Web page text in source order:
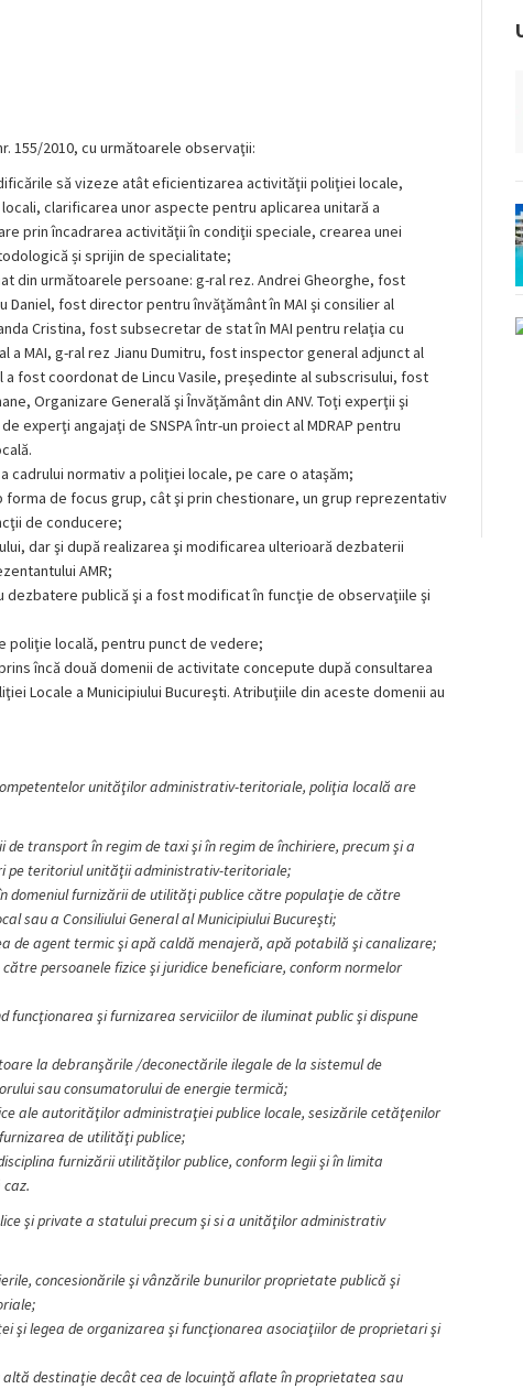
155/2010, cu următoarele observaţii:
să vizeze atât eficientizarea activităţii poliţiei locale,
clarificarea unor aspecte pentru aplicarea unitară a
prin încadrarea activităţii în condiţii speciale, crearea unei
și sprijin de specialitate;
din următoarele persoane: g-ral rez. Andrei Gheorghe, fost
fost director pentru învăţământ în MAI şi consilier al
Cristina, fost subsecretar de stat în MAI pentru relaţia cu
a MAI, g-ral rez Jianu Dumitru, fost inspector general adjunct al
a fost coordonat de Lincu Vasile, preşedinte al subscrisului, fost
Organizare Generală şi Învăţământ din ANV. Toţi experţii şi
experţi angajaţi de SNSPA într-un proiect al MDRAP pentru
cadrului normativ a poliţiei locale, pe care o ataşăm;
de focus grup, cât şi prin chestionare, un grup reprezentativ
de conducere;
dar şi după realizarea şi modificarea ulterioară dezbaterii
AMR;
publică şi a fost modificat în funcţie de observaţiile şi
poliţie locală, pentru punct de vedere;
încă două domenii de activitate concepute după consultarea
Locale a Municipiului Bucureşti. Atribuţiile din aceste domenii au
unităţilor administrativ-teritoriale, poliţia locală are
transport în regim de taxi şi în regim de închiriere, precum şi a
pe teritoriul unităţii administrativ-teritoriale;
domeniul furnizării de utilităţi publice către populaţie de către
sau a Consiliului General al Municipiului Bucureşti;
de agent termic şi apă caldă menajeră, apă potabilă şi canalizare;
persoanele fizice şi juridice beneficiare, conform normelor
şi furnizarea serviciilor de iluminat public şi dispune
la debranşările /deconectările ilegale de la sistemul de
sau consumatorului de energie termică;
ale autorităţilor administraţiei publice locale, sesizările cetăţenilor
de utilităţi publice;
furnizării utilităţilor publice, conform legii şi înlimita
caz.
şi private a statului precum şi si a unităţilor administrativ
concesionările şi vânzările bunurilor proprietate publică şi
şi legea deorganizarea şi funcţionarea asociaţiilor de proprietari şi
destinaţie decât cea de locuinţă aflate în proprietatea sau